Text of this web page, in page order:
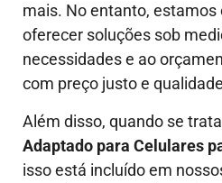
mais. No entanto,
oferecer soluções sob
necessidades e ao
com preço justo e
Além disso, quando se
Adaptado para Celulares
isso está incluído em